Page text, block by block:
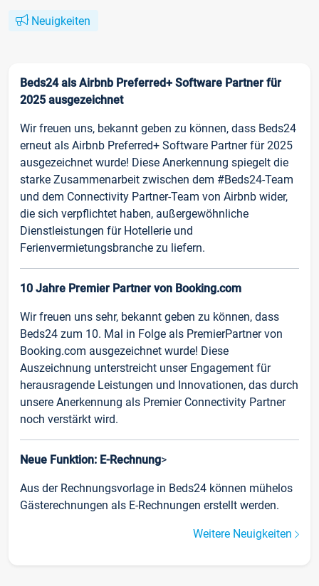
Neuigkeiten
Beds24 als Airbnb Preferred+ Software Partner für
2025 ausgezeichnet
Wir freuen uns, bekannt geben zu können, dass Beds24
erneut als Airbnb Preferred+ Software Partner für 2025
ausgezeichnet wurde! Diese Anerkennung spiegelt die
starke Zusammenarbeit zwischen dem #Beds24-Team
und dem Connectivity Partner-Team von Airbnb wider,
die sich verpflichtet haben, außergewöhnliche
Dienstleistungen für Hotellerie und
Ferienvermietungsbranche zu liefern.
10 Jahre Premier Partner von Booking.com
Wir freuen uns sehr, bekannt geben zu können, dass
Beds24 zum 10. Mal in Folge als PremierPartner von
Booking.com ausgezeichnet wurde! Diese
Auszeichnung unterstreicht unser Engagement für
herausragende Leistungen und Innovationen, das durch
unsere Anerkennung als Premier Connectivity Partner
noch verstärkt wird.
Neue Funktion: E-Rechnung>
Aus der Rechnungsvorlage in Beds24 können mühelos
Gästerechnungen als E-Rechnungen erstellt werden.
Weitere Neuigkeiten